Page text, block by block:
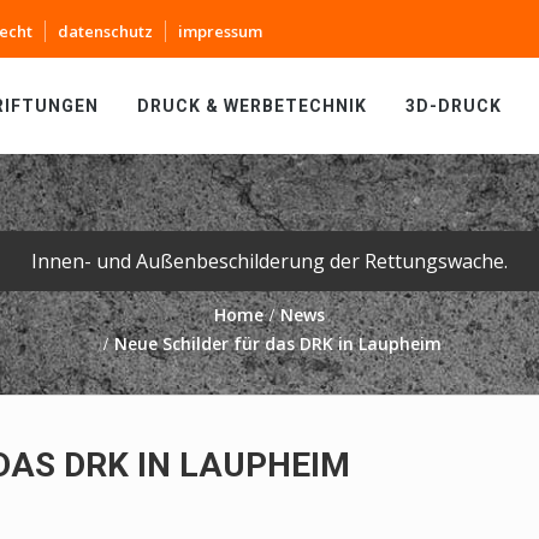
datenschutz impressum
DRUCK & WERBETECHNIK 3D-DRUCK
Innen- und Außenbeschilderung der Rettungswache.
Home
News
Neue Schilder für das DRK in Laupheim
DRK IN LAUPHEIM